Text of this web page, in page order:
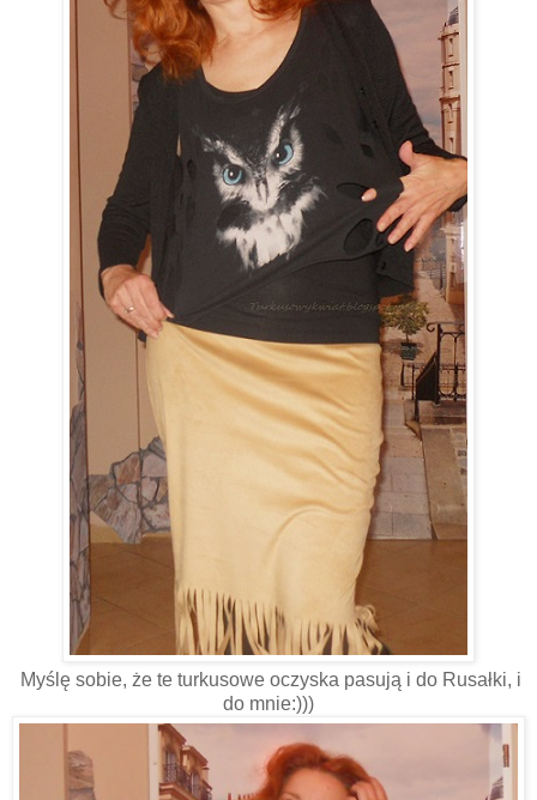
Myślę sobie, że te turkusowe oczyska pasują i do Rusałki, i
do mnie:)))